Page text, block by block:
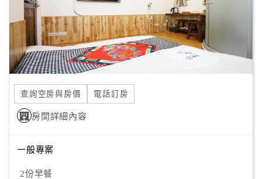
訂
單
管
會
帳
查詢空房與房價 電話訂房
房間詳細內容
一般專案
2份早餐